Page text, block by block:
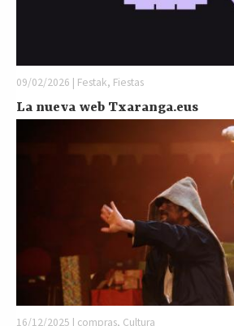
09/02/2026 | Festak, Fiestas
La nueva web Txaranga.eus
16/12/2025 | compras, Cultura